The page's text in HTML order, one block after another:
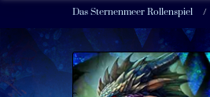
Das Sternenmeer Rollenspiel